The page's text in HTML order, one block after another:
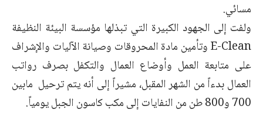
مسائي.
ولفت إلى الجهود الكبيرة التي تبذلها مؤسسة البيئة النظيفة
E-Clean وتأمين مادة المحروقات وصيانة الآليات والإشراف
على متابعة العمل وأوضاع العمال والتكفل بصرف رواتب
العمال بدءاً من الشهر المقبل، مشيراً إلى أنه يتم ترحيل مابين
700 و800 طن من النفايات إلى مكب كاسون الجبل يومياً.